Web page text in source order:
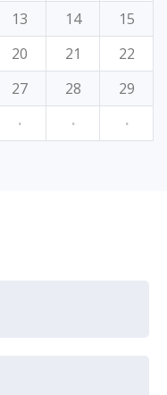
13 14
15
20 21
22
27 28
29
· · ·